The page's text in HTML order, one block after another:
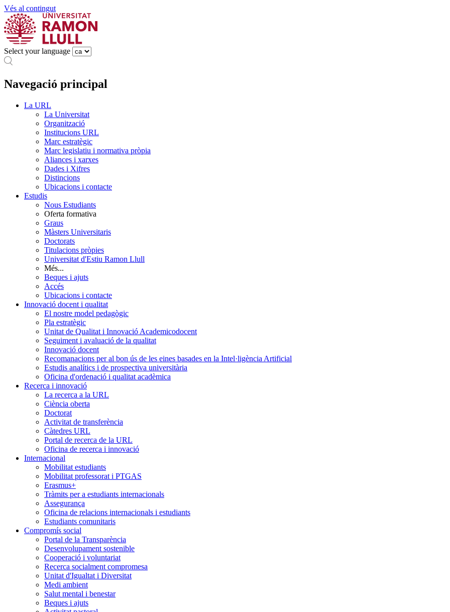
Vés al contingut
Select your language
Navegació principal
La URL
La Universitat
Organització
Institucions URL
Marc estratègic
Marc legislatiu i normativa pròpia
Aliances i xarxes
Dades i Xifres
Distincions
Ubicacions i contacte
Estudis
Nous Estudiants
Oferta formativa
Graus
Màsters Universitaris
Doctorats
Titulacions pròpies
Universitat d'Estiu Ramon Llull
Més...
Beques i ajuts
Accés
Ubicacions i contacte
Innovació docent i qualitat
El nostre model pedagògic
Pla estratègic
Unitat de Qualitat i Innovació Academicodocent
Seguiment i avaluació de la qualitat
Innovació docent
Recomanacions per al bon ús de les eines basades en la Intel·ligència Artificial
Estudis analítics i de prospectiva universitària
Oficina d'ordenació i qualitat acadèmica
Recerca i innovació
La recerca a la URL
Ciència oberta
Doctorat
Activitat de transferència
Càtedres URL
Portal de recerca de la URL
Oficina de recerca i innovació
Internacional
Mobilitat estudiants
Mobilitat professorat i PTGAS
Erasmus+
Tràmits per a estudiants internacionals
Assegurança
Oficina de relacions internacionals i estudiants
Estudiants comunitaris
Compromís social
Portal de la Transparència
Desenvolupament sostenible
Cooperació i voluntariat
Recerca socialment compromesa
Unitat d'Igualtat i Diversitat
Medi ambient
Salut mental i benestar
Beques i ajuts